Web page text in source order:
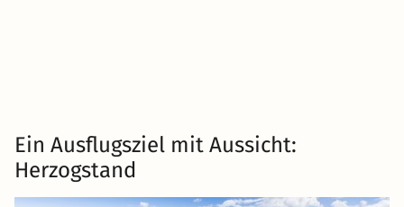
Ein Ausflugsziel mit Aussicht:
Herzogstand